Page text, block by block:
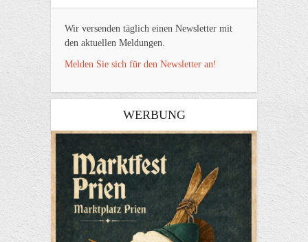
Wir versenden täglich einen Newsletter mit
den aktuellen Meldungen.
Melden Sie sich für den Newsletter an!
WERBUNG